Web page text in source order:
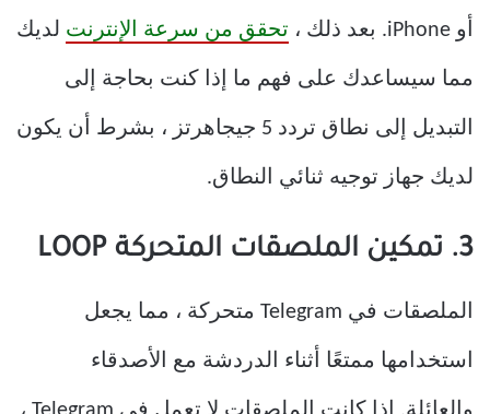
أو iPhone. بعد ذلك ، تحقق من سرعة الإنترنت لديك
مما سيساعدك على فهم ما إذا كنت بحاجة إلى
التبديل إلى نطاق تردد 5 جيجاهرتز ، بشرط أن يكون
لديك جهاز توجيه ثنائي النطاق.
3. تمكين الملصقات المتحركة LOOP
الملصقات في Telegram متحركة ، مما يجعل
استخدامها ممتعًا أثناء الدردشة مع الأصدقاء